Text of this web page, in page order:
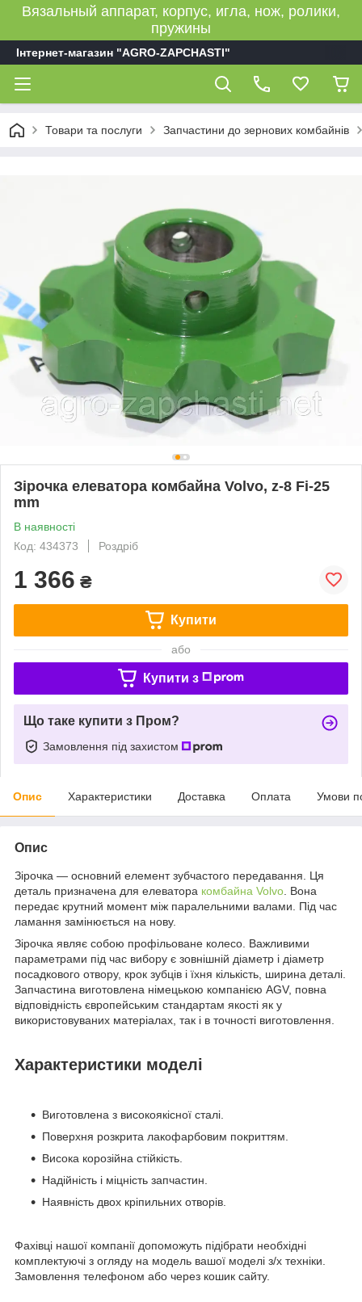
Вязальный аппарат, корпус, игла, нож, ролики,
пружины
Інтернет-магазин "AGRO-ZAPCHASTI"
Товари та послуги Запчастини до зернових комбайнів
Зірочка елеватора комбайна Volvo, z-8 Fi-25
mm
В наявності
Код: 434373
Роздріб
1 366 ₴
Купити
або
Купити з
Що таке купити з Пром?
Замовлення під захистом
Опис Характеристики Доставка Оплата Умови
Опис
Зірочка — основний елемент зубчастого передавання. Ця
деталь призначена для елеватора комбайна Volvo . Вона
передає крутний момент між паралельними валами. Під час
ламання замінюється на нову.
Зірочка являє собою профільоване колесо. Важливими
параметрами під час вибору є зовнішній діаметр і діаметр
посадкового отвору, крок зубців і їхня кількість, ширина деталі.
Запчастина виготовлена німецькою компанією AGV, повна
відповідність європейським стандартам якості як у
використовуваних матеріалах, так і в точності виготовлення.
Характеристики моделі
Виготовлена з високоякісної сталі.
Поверхня розкрита лакофарбовим покриттям.
Висока корозійна стійкість.
Надійність і міцність запчастин.
Наявність двох кріпильних отворів.
Фахівці нашої компанії допоможуть підібрати необхідні
комплектуючі з огляду на модель вашої моделі з/х техніки.
Замовлення телефоном або через кошик сайту.